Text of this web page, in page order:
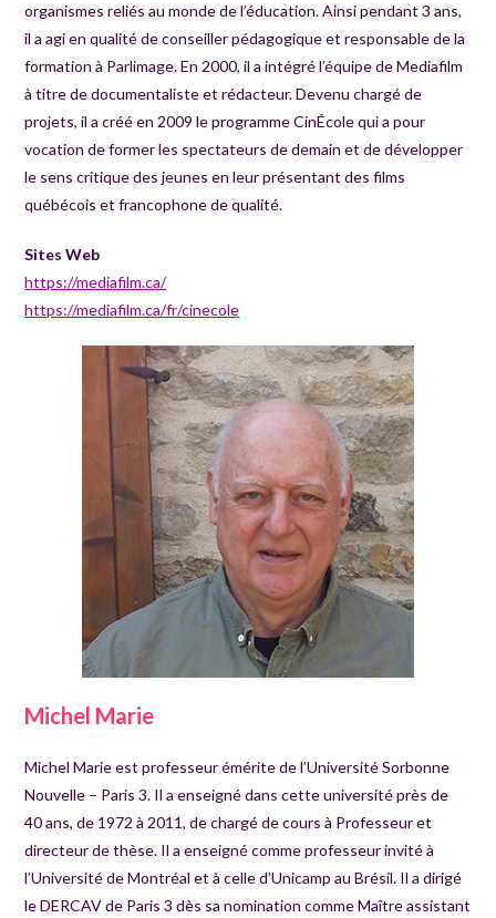
organismes reliés au monde de l’éducation. Ainsi pendant 3 ans,
il a agi en qualité de conseiller pédagogique et responsable de la
formation à Parlimage. En 2000, il a intégré l’équipe de Mediafilm
à titre de documentaliste et rédacteur. Devenu chargé de
projets, il a créé en 2009 le programme CinÉcole qui a pour
vocation de former les spectateurs de demain et de développer
le sens critique des jeunes en leur présentant des films
québécois et francophone de qualité.
Sites Web
https://mediafilm.ca/
https://mediafilm.ca/fr/cinecole
Michel Marie
Michel Marie est professeur émérite de l’Université Sorbonne
Nouvelle – Paris 3. Il a enseigné dans cette université près de
40 ans, de 1972 à 2011, de chargé de cours à Professeur et
directeur de thèse. Il a enseigné comme professeur invité à
l’Université de Montréal et à celle d’Unicamp au Brésil. Il a dirigé
le DERCAV de Paris 3 dès sa nomination comme Maître assistant